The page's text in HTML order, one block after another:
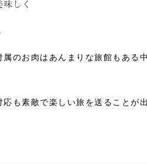
属のお肉はあんまりな旅館もある
も素敵で楽しい旅を送ることが